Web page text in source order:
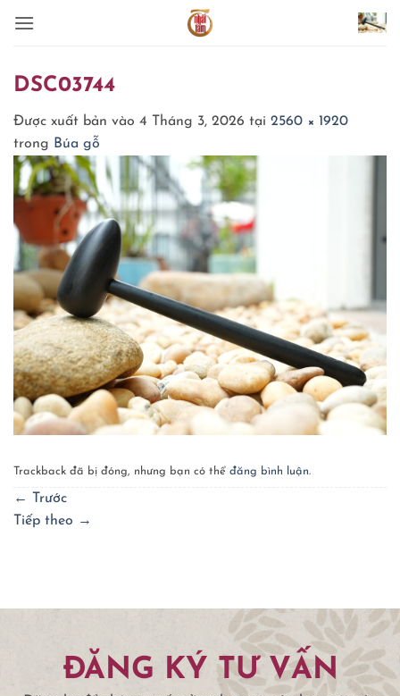
qua
dungDSC03744
Được xuất bản vào 4 Tháng 3, 2026 tại 2560 × 1920
trong Búa gỗ
Trackback đã bị đóng, nhưng bạn có thể đăng bình luận.
←
Trước
Tiếp theo →
ĐĂNG KÝ TƯ VẤN